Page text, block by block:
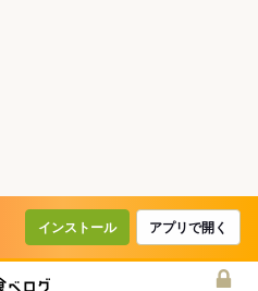
インストール アプリで開く